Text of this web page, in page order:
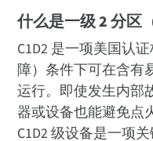
什么是一级 2 分区
C1D2 是一项美国认
障）条件下可在含有
运行。即使发生内部
器或设备也能避免点
C1D2 级设备是一项关